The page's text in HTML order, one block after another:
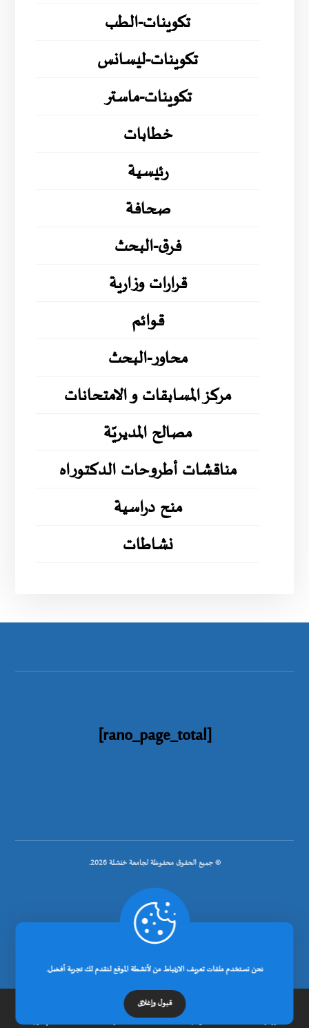
تكوينات-الطب
تكوينات-ليسانس
تكوينات-ماستر
خطابات
رئيسية
صحافة
فرق-البحث
قرارات وزارية
قوائم
محاور-البحث
مركز المسابقات و الامتحانات
مصالح المديريّة
مناقشات أطروحات الدكتوراه
منح دراسية
نشاطات
[rano_page_total]
© جميع الحقوق محفوظة لجامعة خنشلة 2026.
.
الرئيسية عن الجامعة مدونة إتصل بنا
نحن نستخدم ملفات تعريف الارتباط من لأنشطة الموقع لنقدم لك تجربة أفضل.
قبول وإغلاق